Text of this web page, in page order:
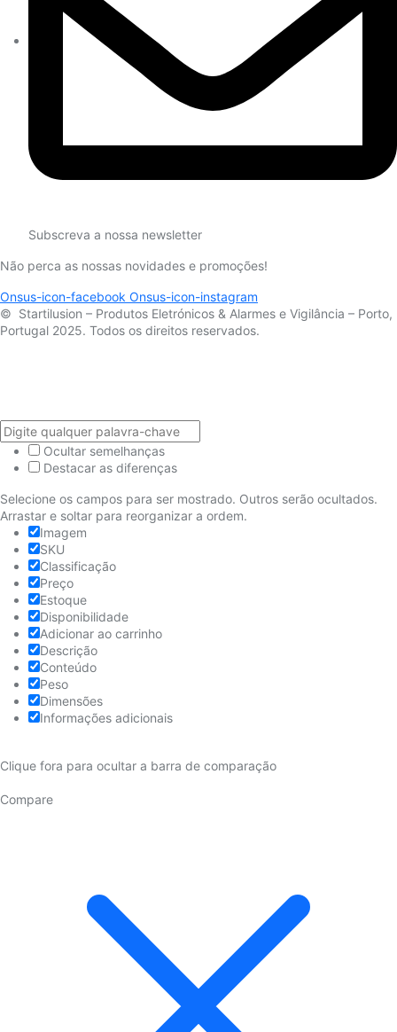
Subscreva a nossa newsletter
Não perca as nossas novidades e promoções!
Onsus-icon-facebook Onsus-icon-instagram
© Startilusion – Produtos Eletrónicos & Alarmes e Vigilância – Porto,
Portugal 2025. Todos os direitos reservados.
Ocultar semelhanças
Destacar as diferenças
Selecione os campos para ser mostrado. Outros serão ocultados.
Arrastar e soltar para reorganizar a ordem.
Imagem
SKU
Classificação
Preço
Estoque
Disponibilidade
Adicionar ao carrinho
Descrição
Conteúdo
Peso
Dimensões
Informações adicionais
Clique fora para ocultar a barra de comparação
Compare